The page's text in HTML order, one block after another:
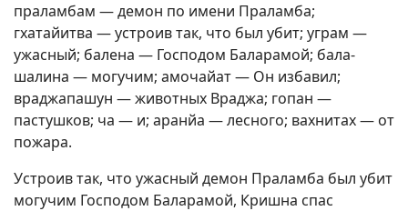
праламбам — демон по имени Праламба;
гхатайитва — устроив так, что был убит; уграм —
ужасный; балена — Господом Баларамой; бала-
шалина — могучим; амочайат — Он избавил;
враджапашун — животных Враджа; гопан —
пастушков; ча — и; аранйа — лесного; вахнитах — от
пожара.
Устроив так, что ужасный демон Праламба был убит
могучим Господом Баларамой, Кришна спас